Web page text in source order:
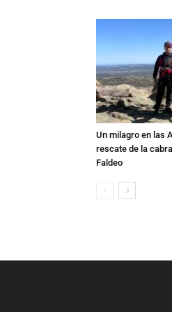
Un milagro en las
rescate de la
Faldeo